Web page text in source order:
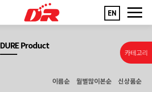
EN
DURE Product
카테고리
이름순 월별많이본순 신상품순